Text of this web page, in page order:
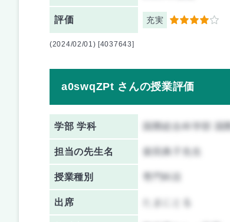
評価 充実 4
(2024/02/01) [4037643]
a0swqZPt さんの授業評価
学部 学科 国際総合科学部 国
担当の先生名 柴田典子先生
授業種別 専門科目
出席